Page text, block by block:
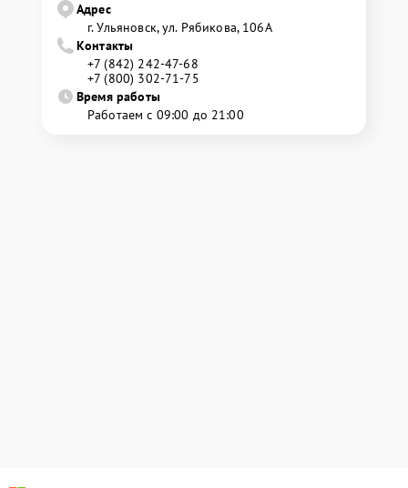
Адрес
г. Ульяновск, ул. Рябикова, 106А
Контакты
+7 (842) 242-47-68
+7 (800) 302-71-75
Время работы
Работаем с 09:00 до 21:00